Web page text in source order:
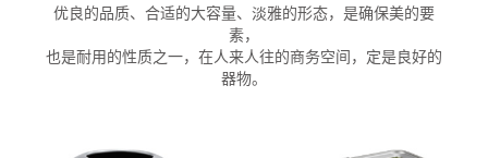
优良的品质、合适的大容量、淡雅的形态，是确保美的要
素，
也是耐用的性质之一，在人来人往的商务空间，定是良好的
器物。